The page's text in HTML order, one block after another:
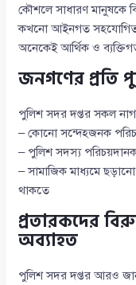
কৌশলে সাধারণ মানুষকে
কখনো আইনগত
অনেকেই আর্থিক ও
জনগণের প্রতি
পুলিশ সদর দপ্তর সকল
– কোনো সন্দেহজনক পরিচয়
– পুলিশ সদস্য
– সামাজিক মাধ্যমে
থাকতে
প্রতারকদের
অব্যাহত
পুলিশ সদর দপ্তর আরও